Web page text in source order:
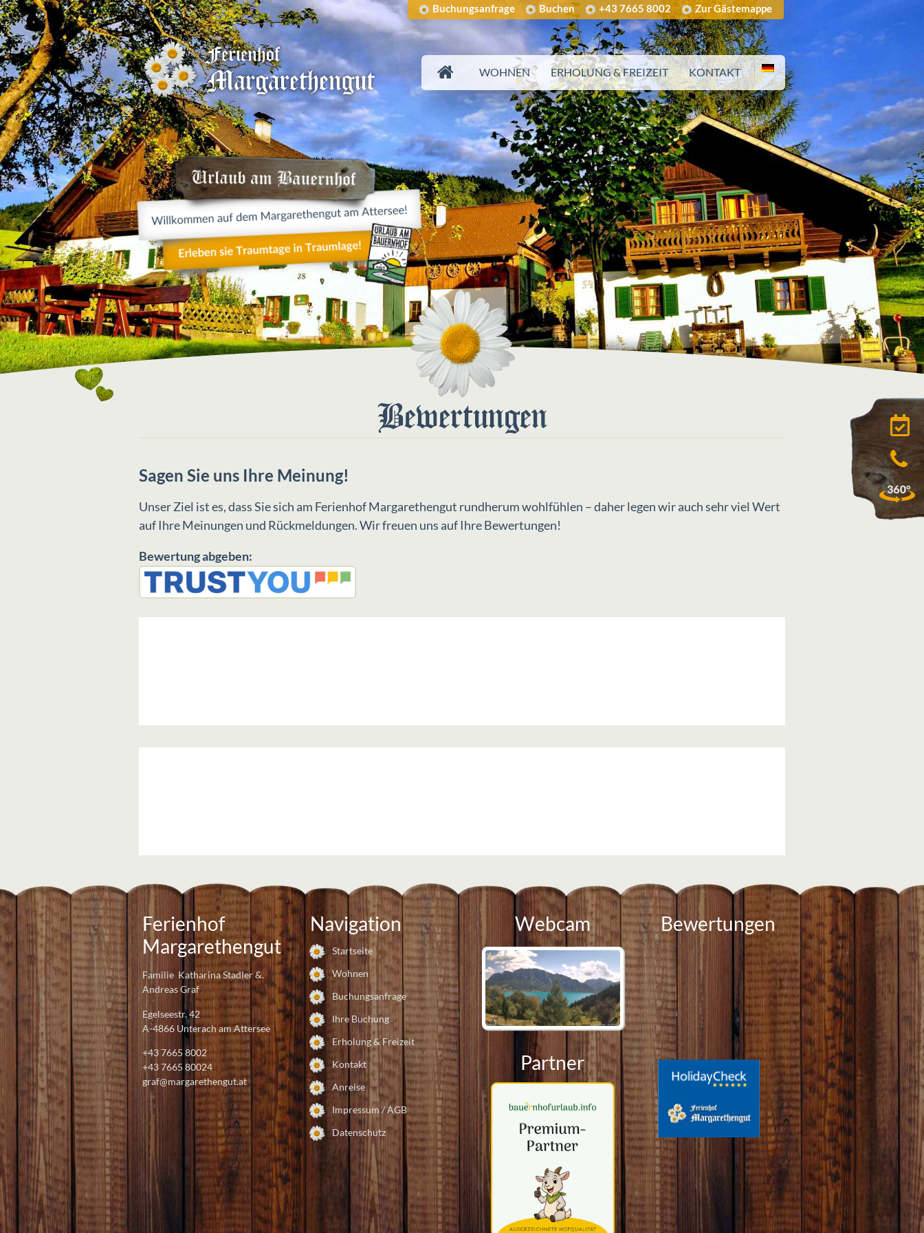
Buchungsanfrage Buchen +43 7665 8002 Zur Gästemappe
WOHNEN ERHOLUNG & FREIZEIT KONTAKT
Bewertungen
Sagen Sie uns Ihre Meinung!
Unser Ziel ist es, dass Sie sich am Ferienhof Margarethengut rundherum wohlfühlen – daher legen wir auch sehr viel Wert
auf Ihre Meinungen und Rückmeldungen. Wir freuen uns auf Ihre Bewertungen!
Bewertung abgeben:
Ferienhof
Margarethengut
Familie Katharina Stadler &.
Andreas Graf
Egelseestr. 42
A-4866 Unterach am Attersee
+43 7665 8002
+43 7665 80024
graf@margarethengut.at
Navigation
Startseite
Wohnen
Buchungsanfrage
Ihre Buchung
Erholung & Freizeit
Kontakt
Anreise
Impressum / AGB
Datenschutz
Webcam
Webcam
Partner
Bewertungen